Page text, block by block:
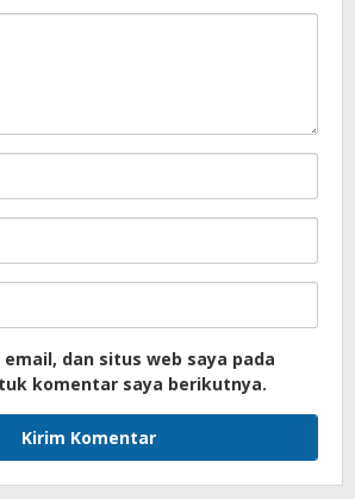
email, dan situs web saya pada
komentar saya berikutnya.